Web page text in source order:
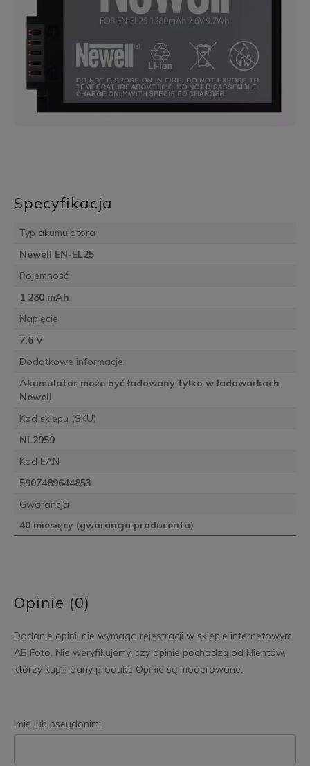
Specyfikacja
Typ akumulatora
Newell EN-EL25
Pojemność
1 280 mAh
Napięcie
7.6 V
Dodatkowe informacje
Akumulator może być ładowany tylko w ładowarkach
Newell
Kod sklepu (SKU)
NL2959
Kod EAN
5907489644853
Gwarancja
40 miesięcy (gwarancja producenta)
Opinie (0)
Dodanie opinii nie wymaga rejestracji w sklepie internetowym
AB Foto. Nie weryfikujemy, czy opinie pochodzą od klientów,
którzy kupili dany produkt. Opinie są moderowane.
Imię lub pseudonim: